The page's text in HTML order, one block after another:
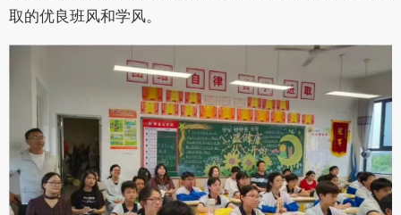
取的优良班风和学风。